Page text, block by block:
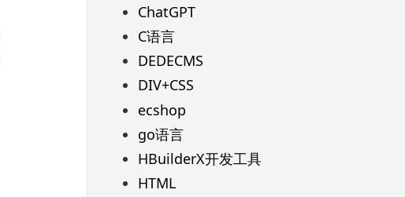
ChatGPT
C语言
DEDECMS
DIV+CSS
ecshop
go语言
HBuilderX开发工具
HTML